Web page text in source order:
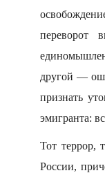
переворот
другой —
признать
эмигранта:
Тот террор,
России,